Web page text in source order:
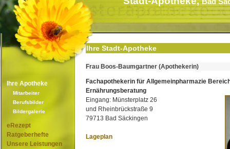
Ihre Apotheke
Mitarbeiter
Berufsbilder
Bildergalerie
eRezept
Ratgeberhefte
Unsere Leistungen
Ihre Stadt-Apotheke
Frau Boos-Baumgartner (Apothekerin)
Fachapothekerin für Allgemeinpharmazie
Ernährungsberatung
Eingang: Münsterplatz 26
und Rheinbrückstraße 9
79713 Bad Säckingen
Lageplan